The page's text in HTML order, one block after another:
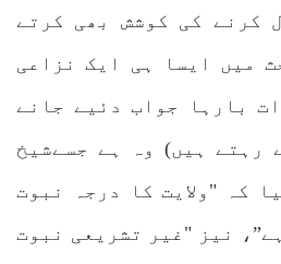
کرنے کی کوشش بھی کرتے
میں ایسا ہی ایک نزاعی
بارہا جواب دئیے جانے
رہتے ہیں) وہ ہے جسےشیخ
کہ "ولایت کا درجہ نبوت
نیز "غیر تشریعی نبوت